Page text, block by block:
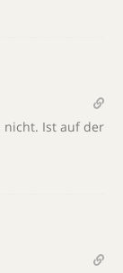
nicht. Ist auf der